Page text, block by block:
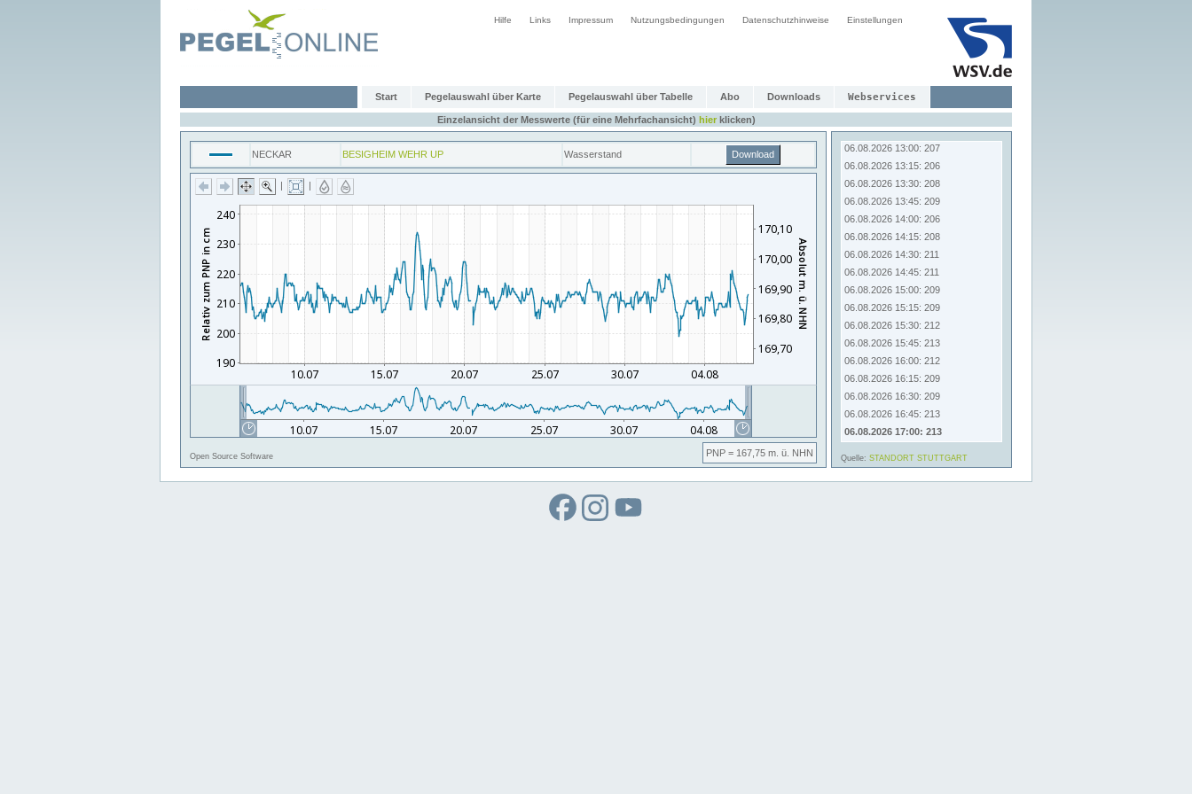
Hilfe Links Impressum Nutzungsbedingungen Datenschutzhinweise Einstellungen
Start Pegelauswahl über Karte Pegelauswahl über Tabelle Abo Downloads Webservices
Einzelansicht der Messwerte (für eine Mehrfachansicht) hierklicken)
NECKAR BESIGHEIM WEHR UP Wasserstand Download
| |
Open Source Software PNP = 167,75 m. ü. NHN
06.08.2026 11:15: 208
06.08.2026 12:15: 205
06.08.2026 12:30: 208
06.08.2026 12:45: 207
06.08.2026 13:00: 207
06.08.2026 13:15: 206
06.08.2026 13:30: 208
06.08.2026 13:45: 209
06.08.2026 14:00: 206
06.08.2026 14:15: 208
06.08.2026 14:30: 211
06.08.2026 14:45: 211
06.08.2026 15:00: 209
06.08.2026 15:15: 209
06.08.2026 15:30: 212
06.08.2026 15:45: 213
06.08.2026 16:00: 212
06.08.2026 16:15: 209
06.08.2026 16:30: 209
06.08.2026 16:45: 213
06.08.2026 17:00: 213
Quelle: STANDORT STUTTGART